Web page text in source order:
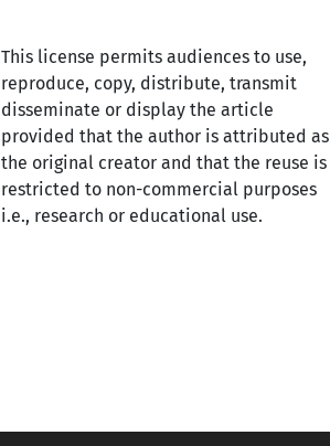
This license permits audiences to use,
reproduce, copy, distribute, transmit
disseminate or display the article
provided that the author is attributed as
the original creator and that the reuse is
restricted to non-commercial purposes
i.e., research or educational use.